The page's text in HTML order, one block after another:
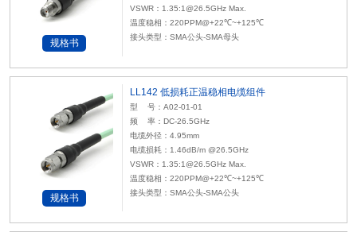
规格书
VSWR：1.35:1@26.5GHz Max.
温度稳相：220PPM@+22℃~+125℃
接头类型：SMA公头-SMA母头
规格书
LL142 低损耗正温稳相电缆组件
型 号：A02-01-01
频 率：DC-26.5GHz
电缆外径：4.95mm
电缆损耗：1.46dB/m @26.5GHz
VSWR：1.35:1@26.5GHz Max.
温度稳相：220PPM@+22℃~+125℃
接头类型：SMA公头-SMA公头